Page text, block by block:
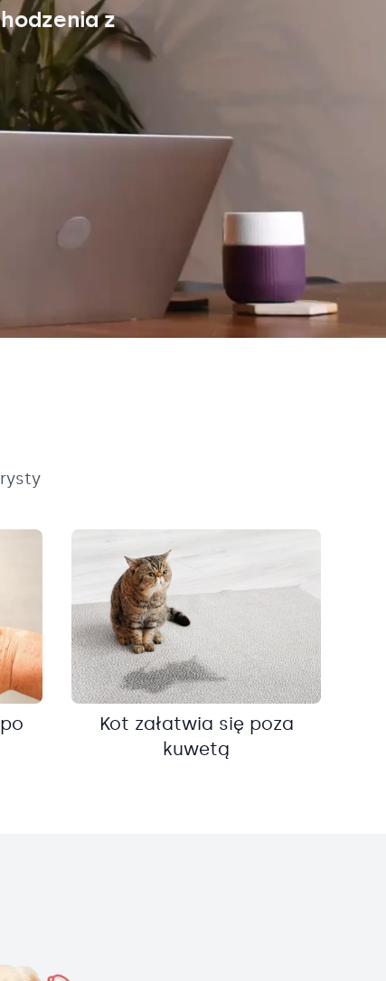
z
Kot załatwia się poza
kuwetą